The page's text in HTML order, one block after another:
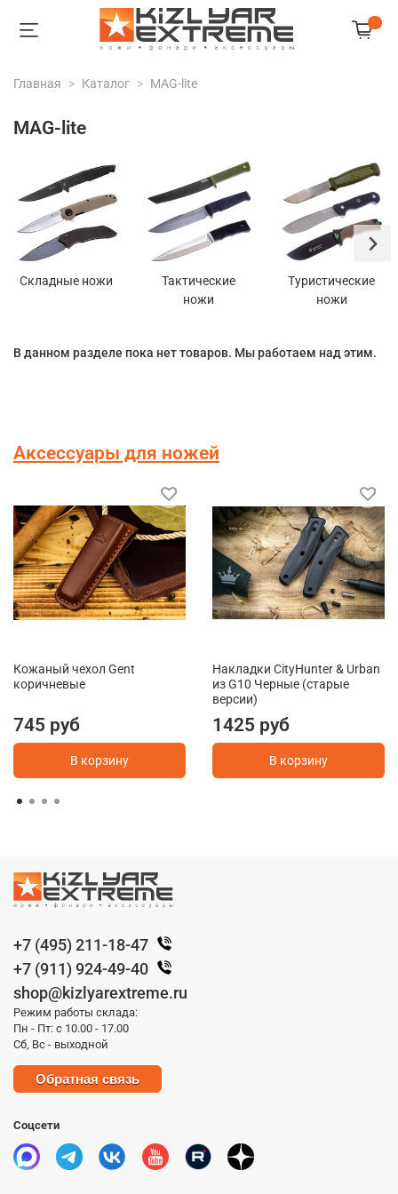
Главная Каталог MAG-lite
MAG-lite
Складные ножи
Тактические
ножи
Туристические
ножи
В данном разделе пока нет товаров. Мы работаем над этим.
Аксессуары для ножей
Кожаный чехол Gent
коричневые
745 руб
В корзину
Накладки CityHunter & Urban
из G10 Черные (старые
версии)
1425 руб
В корзину
+7 (495) 211-18-47
+7 (911) 924-49-40
shop@kizlyarextreme.ru
Режим работы склада:
Пн - Пт: с 10.00 - 17.00
Сб, Вс - выходной
Обратная связь
Соцсети